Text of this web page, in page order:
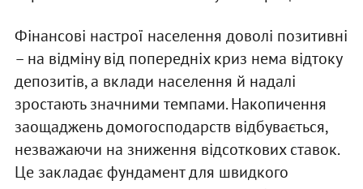
Фінансові настрої населення доволі позитивні
– на відміну від попередніх криз нема відтоку
депозитів, а вклади населення й надалі
зростають значними темпами. Накопичення
заощаджень домогосподарств відбувається,
незважаючи на зниження відсоткових ставок.
Це закладає фундамент для швидкого